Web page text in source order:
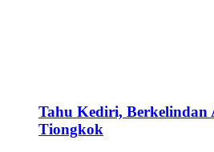
Tahu Kediri, Berkelindan
Tiongkok